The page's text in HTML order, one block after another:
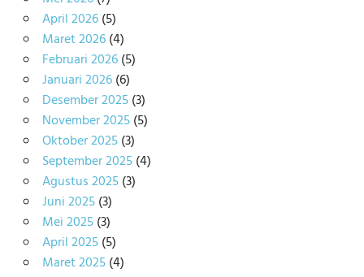
April 2026(5)
Maret 2026(4)
Februari 2026(5)
Januari 2026(6)
Desember 2025(3)
November 2025(5)
Oktober 2025(3)
September 2025(4)
Agustus 2025(3)
Juni 2025(3)
Mei 2025(3)
April 2025(5)
Maret 2025(4)